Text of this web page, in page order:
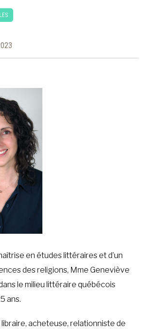
en études littéraires et d’un
des religions, Mme Geneviève
le milieu littéraire québécois
ans.
acheteuse, relationniste de